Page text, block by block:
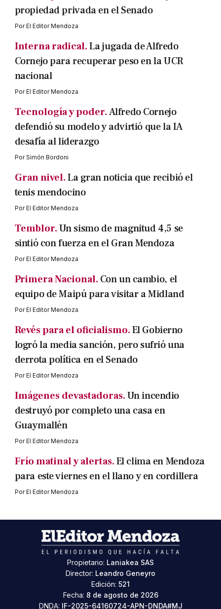
propiedad privada en el Senado
PorEl Editor Mendoza
Interna radical.La jugada de Alfredo
Cornejo para recuperar peso en la UCR
nacional
PorEl Editor Mendoza
Tecnología y poder.Alfredo Cornejo
defendió su modelo y advirtió que la IA
desafía al liderazgo
PorSimón Bordoni
Gran nivel.La gran noticia que recibió el
tenis mendocino
PorEl Editor Mendoza
Temblor.Un sismo de magnitud 4,5 se
sintió con fuerza en el Gran Mendoza
PorEl Editor Mendoza
Primera Nacional. Con un cambio, el
equipo de Maipú para visitar a Midland
PorEl Editor Mendoza
Revés para el oficialismo.El Gobierno
logró la media sanción, pero sufrió una
derrota política en el Senado
PorEl Editor Mendoza
Imágenes devastadoras.Un incendio
destruyó por completo una casa en
Guaymallén
PorEl Editor Mendoza
Frío matinal y alertas.El clima en Mendoza
para este viernes en el llano y en cordillera
PorEl Editor Mendoza
Propietario: Laniakea SAS
Director: Leandro Geneyro
Edición: 521
Fecha: 8 de agosto de 2026
DNDA: IF-2025-64160724-APN-DNDA#MJ